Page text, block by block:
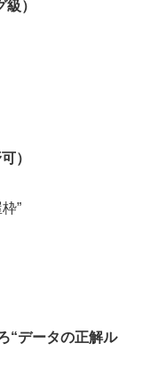
）
）
”
“データの正解ル